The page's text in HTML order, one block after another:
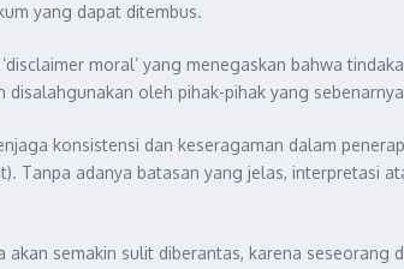
yang dapat ditembus.
moral’ yang menegaskan bahwa
oleh pihak-pihak yang
konsistensi dan keseragaman dalam
Tanpa adanya batasan yang jelas, interpretasi
semakin sulit diberantas, karena